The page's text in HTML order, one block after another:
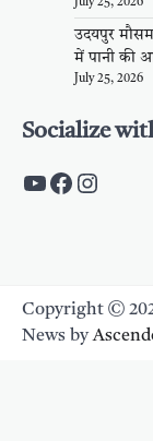
उदयपुर
में पानी की
July 25, 2026
Socialize
https://
https://
Copyright ©
News by